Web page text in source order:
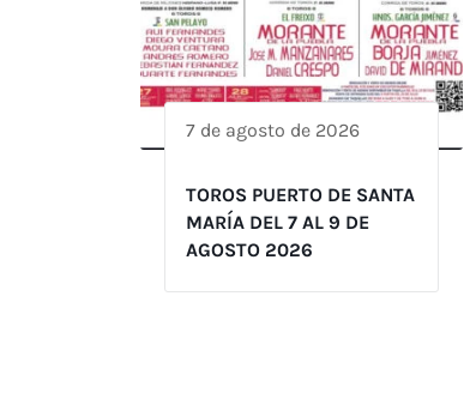
7 de agosto de 2026
TOROS PUERTO DE SANTA
MARÍA DEL 7 AL 9 DE
AGOSTO 2026